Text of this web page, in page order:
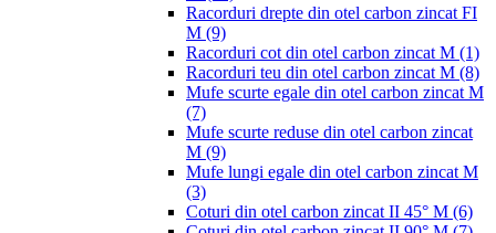
Racorduri drepte din otel carbon zincat FI
M (9)
Racorduri cot din otel carbon zincat M (1)
Racorduri teu din otel carbon zincat M (8)
Mufe scurte egale din otel carbon zincat M
(7)
Mufe scurte reduse din otel carbon zincat
M (9)
Mufe lungi egale din otel carbon zincat M
(3)
Coturi din otel carbon zincat II 45° M (6)